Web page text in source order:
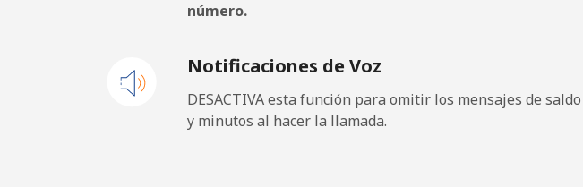
Cayman Islands
Línea fija
número.
Notificaciones de Voz
DESACTIVA esta función para omitir los mensajes de saldo
y minutos al hacer la llamada.